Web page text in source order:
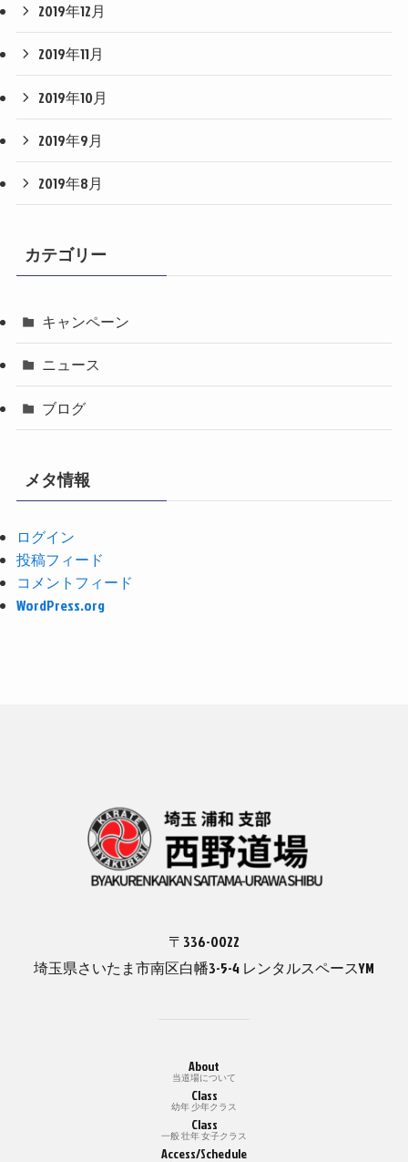
2019年12月
2019年11月
2019年10月
2019年9月
2019年8月
カテゴリー
キャンペーン
ニュース
ブログ
メタ情報
ログイン
投稿フィード
コメントフィード
WordPress.org
〒336-0022
埼玉県さいたま市南区白幡3-5-4 レンタルスペースYM
About
当道場について
Class
幼年 少年クラス
Class
一般 壮年 女子クラス
Access/Schedule